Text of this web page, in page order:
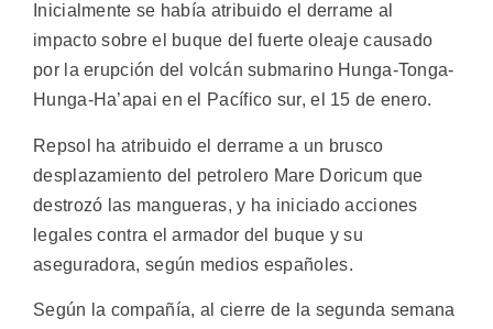
Inicialmente se había atribuido el derrame al
impacto sobre el buque del fuerte oleaje causado
por la erupción del volcán submarino Hunga-Tonga-
Hunga-Ha’apai en el Pacífico sur, el 15 de enero.
Repsol ha atribuido el derrame a un brusco
desplazamiento del petrolero Mare Doricum que
destrozó las mangueras, y ha iniciado acciones
legales contra el armador del buque y su
aseguradora, según medios españoles.
Según la compañía, al cierre de la segunda semana